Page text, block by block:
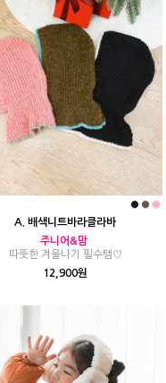
A. 배색니트바라클라바
주니어&맘
따뜻한 겨울나기 필수템♡
12,900원